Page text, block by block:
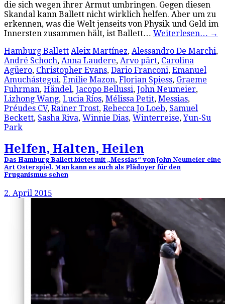
die sich wegen ihrer Armut umbringen. Gegen diesen
Skandal kann Ballett nicht wirklich helfen. Aber um zu
erkennen, was die Welt jenseits von Physik und Geld im
Innersten zusammen hält, ist Ballett… Weiterlesen… →
Hamburg Ballett Aleix Martínez, Alessandro De Marchi,
André Schoch, Anna Laudere, Arvo pärt, Carolina
Agüero, Christopher Evans, Dario Franconi, Emanuel
Amuchástegui, Emilie Mazon, Florian Spiess, Graeme
Fuhrman, Händel, Jacopo Bellussi, John Neumeier,
Lizhong Wang, Lucia Ríos, Mélissa Petit, Messias,
Préudes CV, Rainer Trost, Rebecca Jo Loeb, Samuel
Beckett, Sasha Riva, Winnie Dias, Winterreise,Yun-Su
Park
Helfen, Halten, Heilen
Das Hamburg Ballett bietet mit „Messias“ von John Neumeier eine
Art Osterspiel. Man kann es auch als Plädoyer für den
Fruganismus sehen
2. April 2015